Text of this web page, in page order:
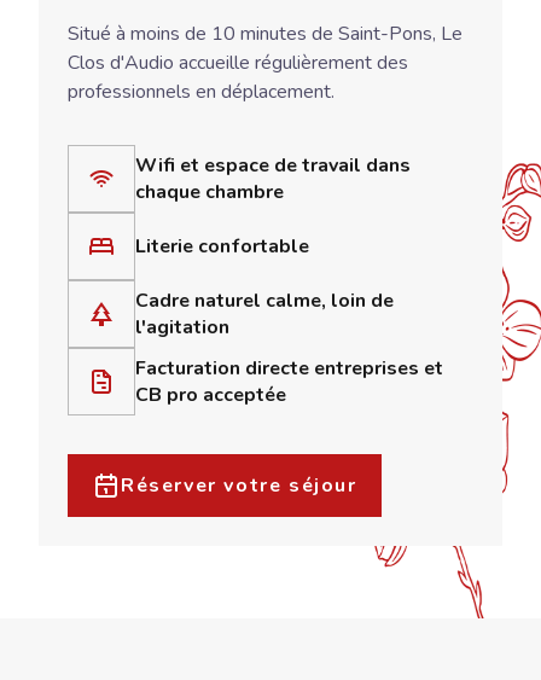
Situé à moins de 10 minutes de Saint-Pons, Le
Clos d'Audio accueille régulièrement des
professionnels en déplacement.
Wifi et espace de travail dans
chaque chambre
Literie confortable
Cadre naturel calme, loin de
l'agitation
Facturation directe entreprises et
CB pro acceptée
Réserver votre séjour